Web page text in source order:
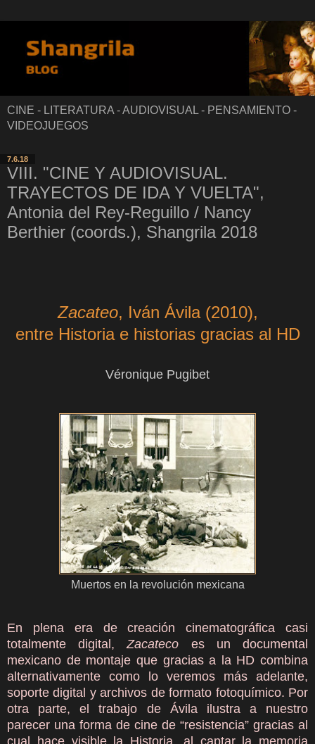
CINE - LITERATURA - AUDIOVISUAL - PENSAMIENTO -
VIDEOJUEGOS
7.6.18
VIII. "CINE Y AUDIOVISUAL.
TRAYECTOS DE IDA Y VUELTA",
Antonia del Rey-Reguillo / Nancy
Berthier (coords.), Shangrila 2018
Zacateo, Iván Ávila (2010),
entre Historia e historias gracias al HD
Véronique Pugibet
Muertos en la revolución mexicana
En plena era de creación cinematográfica casi
totalmente digital,Zacateco es un documental
mexicano de montaje que gracias a la HD combina
alternativamente como lo veremos más adelante,
soporte digital y archivos de formato fotoquímico. Por
otra parte, el trabajo de Ávila ilustra a nuestro
parecer una forma de cine de “resistencia” gracias al